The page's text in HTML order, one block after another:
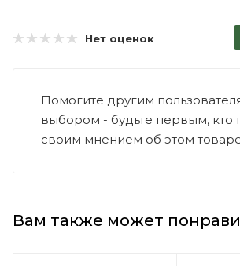
Нет оценок
Помогите другим
выбором - будьте первым, кто
своим мнением об этом
Вам также может